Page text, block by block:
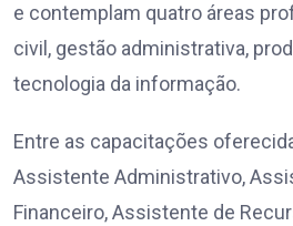
e contemplam quatro áreas
civil, gestão administrativa,
tecnologia da informação.
Entre as capacitações
Assistente Administrativo,
Financeiro, Assistente de